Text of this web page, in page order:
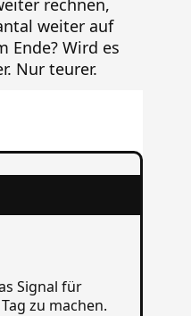
rechnen,
weiter auf
Ende? Wird es
Nur teurer.
Signal für
zu machen.